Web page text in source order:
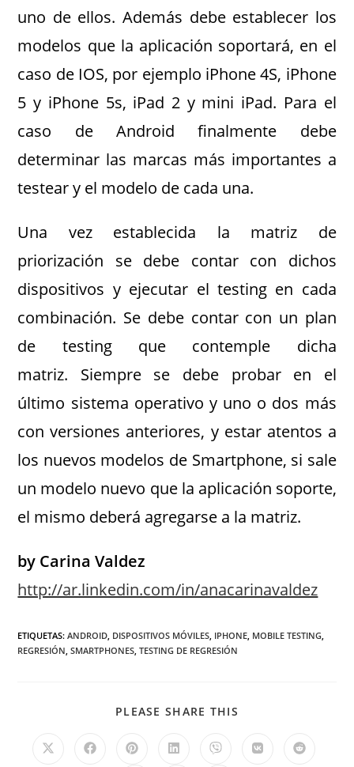
uno de ellos. Además debe establecer los
modelos que la aplicación soportará, en el
caso de IOS, por ejemplo iPhone 4S, iPhone
5 y iPhone 5s, iPad 2 y mini iPad. Para el
caso de Android finalmente debe
determinar las marcas más importantes a
testear y el modelo de cada una.
Una vez establecida la matriz de
priorización se debe contar con dichos
dispositivos y ejecutar el testing en cada
combinación. Se debe contar con un plan
de testing que contemple dicha
matriz. Siempre se debe probar en el
último sistema operativo y uno o dos más
con versiones anteriores, y estar atentos a
los nuevos modelos de Smartphone, si sale
un modelo nuevo que la aplicación soporte,
el mismo deberá agregarse a la matriz.
by Carina Valdez
http://ar.linkedin.com/in/anacarinavaldez
ETIQUETAS:ANDROID, DISPOSITIVOS MÓVILES, IPHONE, MOBILE TESTING,
REGRESIÓN, SMARTPHONES, TESTING DE REGRESIÓN
PLEASE SHARE THIS